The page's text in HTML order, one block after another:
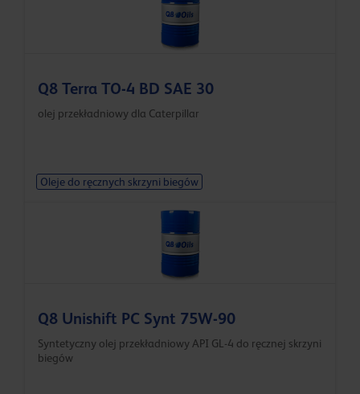
Q8 Terra TO-4 BD SAE 30
olej przekładniowy dla Caterpillar
Oleje do ręcznych skrzyni biegów
Q8 Unishift PC Synt 75W-90
Syntetyczny olej przekładniowy API GL-4 do ręcznej skrzyni
biegów